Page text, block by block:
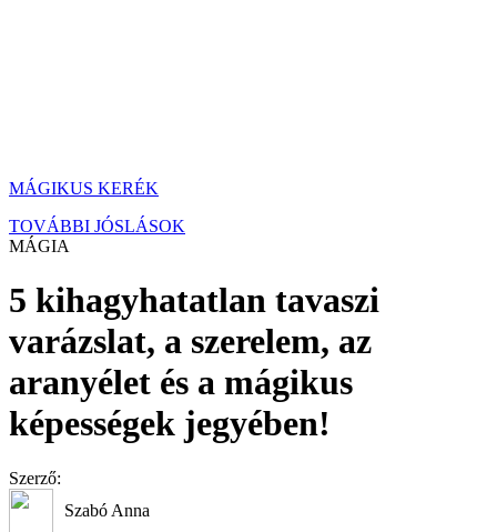
MÁGIKUS KERÉK
TOVÁBBI JÓSLÁSOK
MÁGIA
5 kihagyhatatlan tavaszi
varázslat, a szerelem, az
aranyélet és a mágikus
képességek jegyében!
Szerző:
Szabó Anna